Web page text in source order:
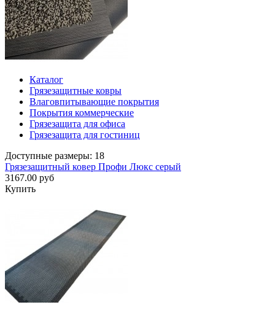
Каталог
Грязезащитные ковры
Влаговпитывающие покрытия
Покрытия коммерческие
Грязезащита для офиса
Грязезащита для гостиниц
Доступные размеры: 18
Грязезащитный ковер Профи Люкс серый
3167.00 руб
Купить